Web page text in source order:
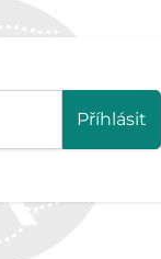
Příhlásit